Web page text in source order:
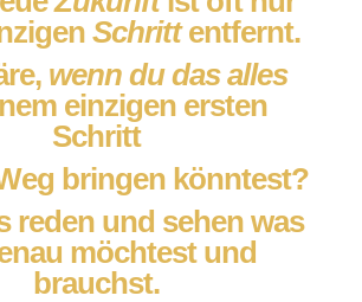
Schrittentfernt.
wenn du das alles
einzigen ersten
Schritt
bringen könntest?
reden und sehen was
möchtest und
brauchst.